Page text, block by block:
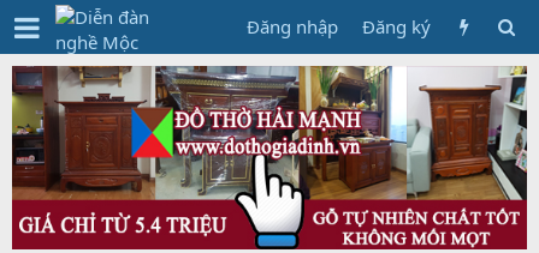
Đăng nhập Đăng ký